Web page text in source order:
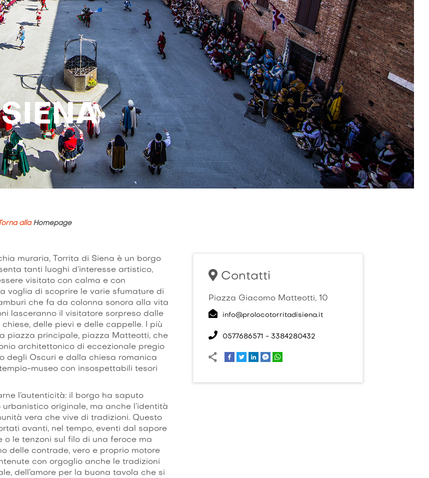
alla Homepage
muraria, Torrita di Siena è un borgo
tanti luoghi d’interesse artistico,
visitato con calma e con
voglia di scoprire le varie sfumature di
che fa da colonna sonora alla vita
lasceranno il visitatore sorpreso dalle
delle pievi e delle cappelle. I più
piazza principale, piazza Matteotti, che
architettonico di eccezionale pregio
degli Oscuri e dalla chiesa romanica
museo con insospettabili tesori
l’autenticità: il borgo ha saputo
originale, ma anche l’identità
vera che vive di tradizioni. Questo
avanti, nel tempo, eventi dal sapore
o le tenzoni sul filo di una feroce ma
delle contrade, vero e proprio motore
con orgoglio anche le tradizioni
dell’amore per la buona tavola che si
Contatti
Piazza Giacomo Matteotti, 10
info@prolocotorritadisiena.it
0577686571 - 3384280432